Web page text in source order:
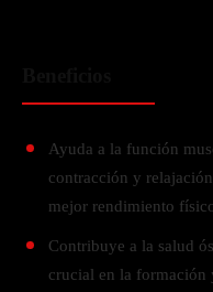
Ayuda a la función
contracción y
mejor rendimiento
Contribuye a la salud
crucial en la formación